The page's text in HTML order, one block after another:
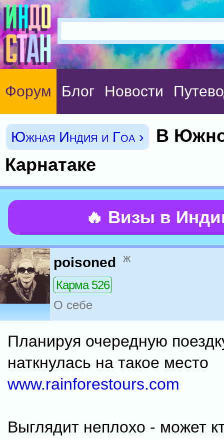
Форум Блог Новости
Южная Индия и Гоа ›
В
Карнатаке
🔥 Визы в
poisoned ж
Карма 526
О себе
Планируя очередную
наткнулась на такое место
www.rainforestours.com
Выглядит неплохо - может